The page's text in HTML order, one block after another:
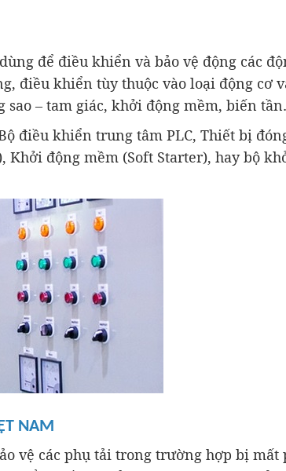
để điều khiển và bảo vệ động các
điều khiển tùy thuộc vào loại động cơ
– tam giác, khởi động mềm, biến
điều khiển trung tâm PLC, Thiết bị
Khởi động mềm (Soft Starter), hay bộ
NAM
vệ các phụ tải trong trường hợp bị mất